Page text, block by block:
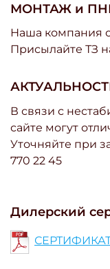
Дилерский
МОНТАЖ и
Наша компания
Присылайте ТЗ
В связи с
сайте могут
Уточняйте при
770 22 45